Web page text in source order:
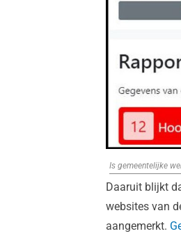
Is gemeentelijke
Daaruit blijkt
websites van
aangemerkt.